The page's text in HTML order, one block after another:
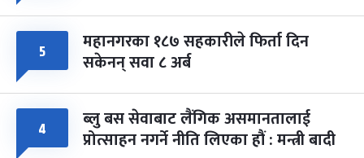
५ महानगरका १८७ सहकारीले फिर्ता दिन
सकेनन् सवा ८ अर्ब
४ ब्लु बस सेवाबाट लैंगिक असमानतालाई
प्रोत्साहन नगर्ने नीति लिएका हौं : मन्त्री बादी